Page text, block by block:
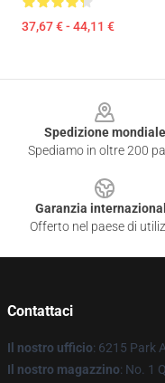
37,67 € - 44,11 €
Spedizione mondiale
Spediamo in oltre 200
Garanzia
Offerto nel paese di
Contattaci
Il nostro ufficio: 6215 Park
Il nostro magazzino: No. 1